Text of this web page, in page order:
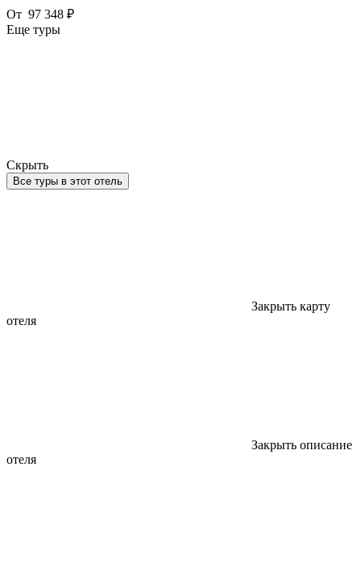
От 97 348 ₽
Еще туры
Скрыть
Все туры в этот отель
Закрыть карту
отеля
Закрыть описание
отеля